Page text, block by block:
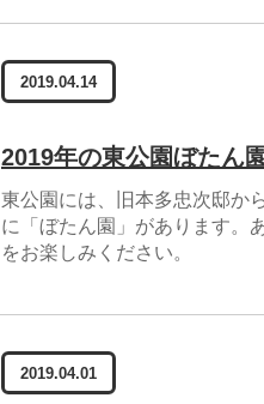
2019.04.14
2019年の東公園ぼたん
東公園には、旧本多忠次邸か
に「ぼたん園」があります。
をお楽しみください。
2019.04.01